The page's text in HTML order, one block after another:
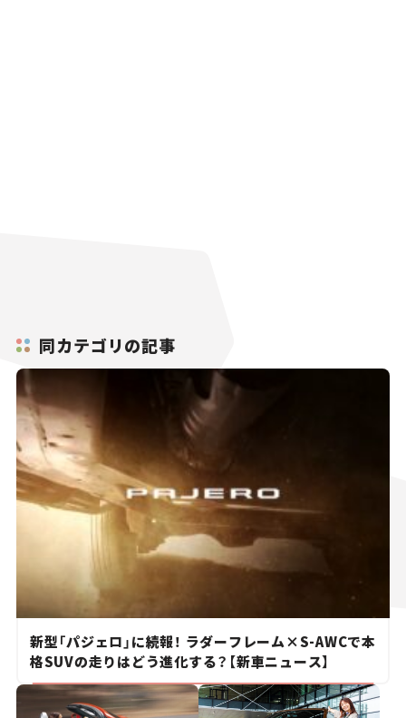
同カテゴリの記事
新型「パジェロ」に続報！ ラダーフレーム×S-AWCで本
格SUVの走りはどう進化する？【新車ニュース】